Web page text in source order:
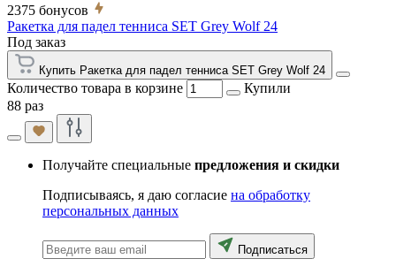
2375 бонусов
Ракетка для падел тенниса SET Grey Wolf 24
Под заказ
Купить Ракетка для падел тенниса SET Grey Wolf 24
Количество товара в корзине
Купили
88 раз
Получайте специальные предложения и скидки
Подписываясь, я даю согласие на обработку
персональных данных
Подписаться